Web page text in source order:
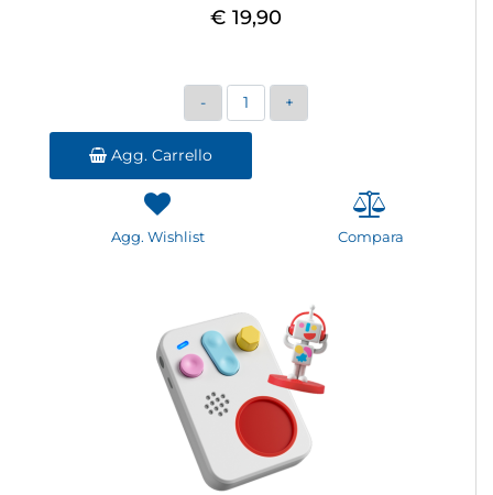
€ 19,90
Quantità
Agg. Carrello
Agg. Wishlist Compara